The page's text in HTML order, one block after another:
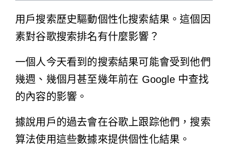
用戶搜索歷史驅動個性化搜索結果。這個因
素對谷歌搜索排名有什麼影響？
一個人今天看到的搜索結果可能會受到他們
幾週、幾個月甚至幾年前在 Google 中查找
的內容的影響。
據說用戶的過去會在谷歌上跟踪他們，搜索
算法使用這些數據來提供個性化結果。